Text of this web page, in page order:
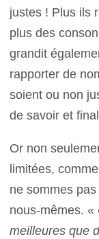
justes ! Plus ils
plus des
grandit
rapporter de
soient ou non
de savoir et
Or non
limitées,
ne sommes
nous-mêmes. «
meilleures que